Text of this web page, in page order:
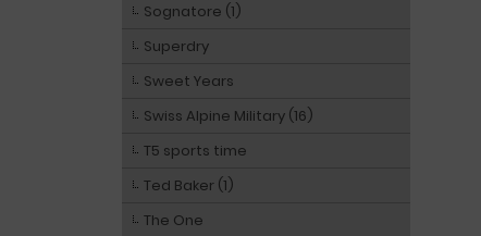
Sognatore (1)
Superdry
Sweet Years
Swiss Alpine Military (16)
T5 sports time
Ted Baker (1)
The One